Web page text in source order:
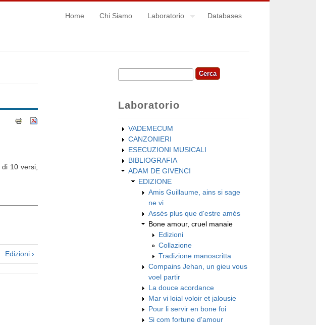
Home Chi Siamo Laboratorio Databases
di 10 versi,
Edizioni ›
Form di ricerca
Cerca
Laboratorio
VADEMECUM
CANZONIERI
ESECUZIONI MUSICALI
BIBLIOGRAFIA
ADAM DE GIVENCI
EDIZIONE
Amis Guillaume, ains si sage
ne vi
Assés plus que d'estre amés
Bone amour, cruel manaie
Edizioni
Collazione
Tradizione manoscritta
Compains Jehan, un gieu vous
voel partir
La douce acordance
Mar vi loial voloir et jalousie
Pour li servir en bone foi
Si com fortune d'amour